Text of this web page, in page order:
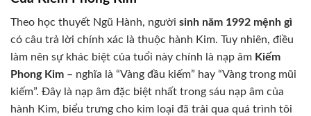
Theo học thuyết Ngũ Hành, người sinh năm 1992 mệnh gì
có câu trả lời chính xác là thuộc hành Kim. Tuy nhiên, điều
làm nên sự khác biệt của tuổi này chính là nạp âm Kiếm
Phong Kim – nghĩa là “Vàng đầu kiếm” hay “Vàng trong mũi
kiếm”. Đây là nạp âm đặc biệt nhất trong sáu nạp âm của
hành Kim, biểu trưng cho kim loại đã trải qua quá trình tôi